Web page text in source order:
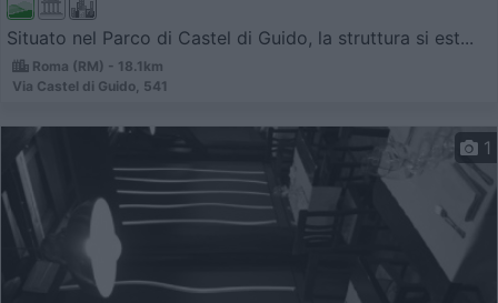
Situato nel Parco di Castel di Guido, la struttura si est...
Roma (RM) - 18.1km
Via Castel di Guido, 541
1